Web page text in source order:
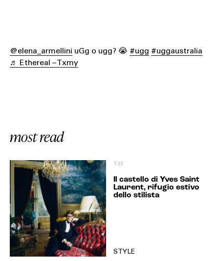
@elena_armellini uGg o ugg? 😭 #ugg #uggaustralia
♬ Ethereal – Txmy
most read
1st
Il castello di Yves Saint
Laurent, rifugio estivo
dello stilista
STYLE